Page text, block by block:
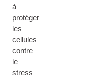
à
protéger
les
cellules
contre
le
stress